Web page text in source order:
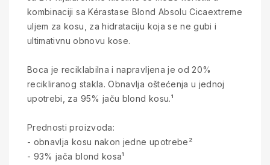
kombinaciji sa Kérastase Blond Absolu Cicaextreme
uljem za kosu, za hidrataciju koja se ne gubi i
ultimativnu obnovu kose.
Boca je reciklabilna i napravljena je od 20%
recikliranog stakla. Obnavlja oštećenja u jednoj
upotrebi, za 95% jaču blond kosu.¹
Prednosti proizvoda:
- obnavlja kosu nakon jedne upotrebe²
- 93% jača blond kosa¹